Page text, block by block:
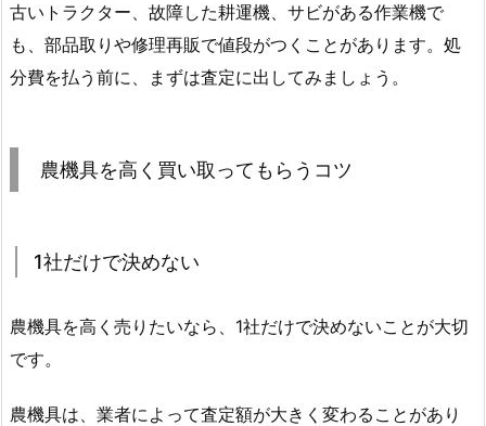
古いトラクター、故障した耕運機、サビがある作業機で
も、部品取りや修理再販で値段がつくことがあります。処
分費を払う前に、まずは査定に出してみましょう。
農機具を高く買い取ってもらうコツ
1社だけで決めない
農機具を高く売りたいなら、1社だけで決めないことが大切
です。
農機具は、業者によって査定額が大きく変わることがあり